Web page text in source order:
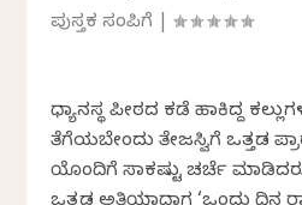
ಪುಸ್ತಕ ಸಂಪಿಗೆ |
ಧ್ಯಾನಸ್ಥ ಪೀಠದ ಕಡೆ ಹಾಕಿದ್ದ
ತೆಗೆಯಬೇಕೆಂದು ತೇಜಸ್ವಿಗೆ ಒತ್ತಡ
ಯೊಂದಿಗೆ ಸಾಕಷ್ಟು ಚರ್ಚೆ ಮಾಡಿದರೂ